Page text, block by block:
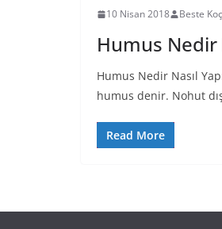
10 Nisan 2018 Beste Koç
Humus Nedir
Humus Nedir Nasıl
humus denir. Nohut
Read More